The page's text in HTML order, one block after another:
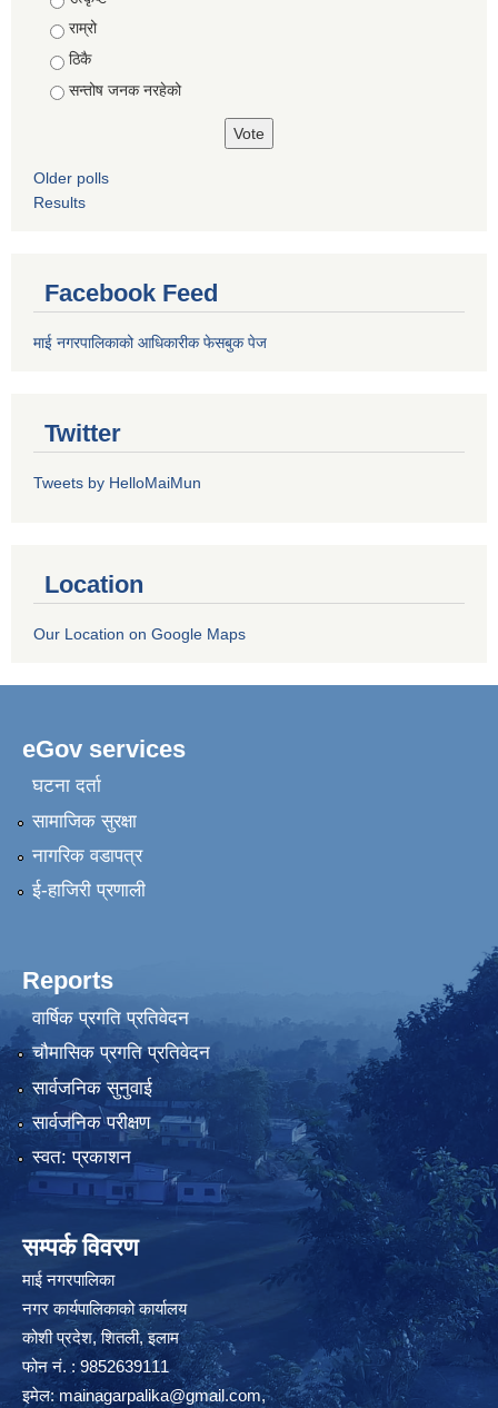
राम्रो
ठिकै
सन्तोष जनक नरहेको
Older polls
Results
Facebook Feed
माई नगरपालिकाको आधिकारीक फेसबुक पेज
Twitter
Tweets by HelloMaiMun
Location
Our Location on Google Maps
eGov services
घटना दर्ता
सामाजिक सुरक्षा
नागरिक वडापत्र
ई-हाजिरी प्रणाली
Reports
वार्षिक प्रगति प्रतिवेदन
चौमासिक प्रगति प्रतिवेदन
सार्वजनिक सुनुवाई
सार्वजनिक परीक्षण
स्वत: प्रकाशन
सम्पर्क विवरण
माई नगरपालिका
नगर कार्यपालिकाको कार्यालय
कोशी प्रदेश, शितली, इलाम
फोन नं. : 9852639111
इमेल:mainagarpalika@gmail.com,